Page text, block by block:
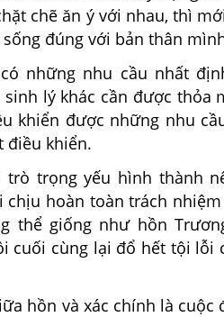
chẽ ăn ý với nhau, thì
đúng với bản thân
những nhu cầu nhất
lý khác cần được thỏa
khiển được những nhu
điều khiển.
trọng yếu hình thành
hoàn toàn trách
thể giống như hồn
cuối cùng lại đổ hết tội lỗi
hồn và xác chính là cuộc